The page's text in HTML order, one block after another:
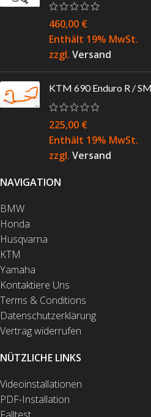
460,00 €
Enthält 19% MwSt.
zzgl. Versand
KTM 690 Enduro R /
225,00 €
Enthält 19% MwSt.
zzgl. Versand
NAVIGATION
BMW
Honda
Husqvarna
KTM
Yamaha
Kontaktiere Uns
Terms & Conditions
Datenschutzerklärung
Vertrag widerrufen
NÜTZLICHE LINKS
Videoinstallationen
PDF-Installation